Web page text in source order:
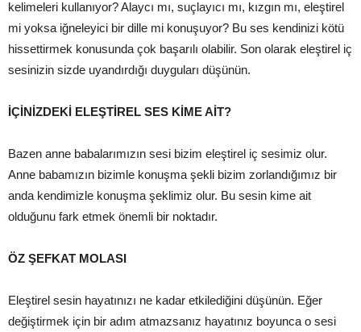
kelimeleri kullanıyor? Alaycı mı, suçlayıcı mı, kızgın mı, eleştirel
mi yoksa iğneleyici bir dille mi konuşuyor? Bu ses kendinizi kötü
hissettirmek konusunda çok başarılı olabilir. Son olarak eleştirel iç
sesinizin sizde uyandırdığı duyguları düşünün.
İÇİNİZDEKİ ELEŞTİREL SES KİME AİT?
Bazen anne babalarımızın sesi bizim eleştirel iç sesimiz olur.
Anne babamızın bizimle konuşma şekli bizim zorlandığımız bir
anda kendimizle konuşma şeklimiz olur. Bu sesin kime ait
olduğunu fark etmek önemli bir noktadır.
ÖZ ŞEFKAT MOLASI
Eleştirel sesin hayatınızı ne kadar etkilediğini düşünün. Eğer
değiştirmek için bir adım atmazsanız hayatınız boyunca o sesi